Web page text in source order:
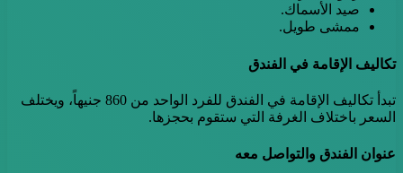
صيد الأسماك.
ممشى طويل.
تكاليف الإقامة في الفندق
تبدأ تكاليف الإقامة في الفندق للفرد الواحد من 860 جنيهاً، ويختلف
السعر باختلاف الغرفة التي ستقوم بحجزها.
عنوان الفندق والتواصل معه